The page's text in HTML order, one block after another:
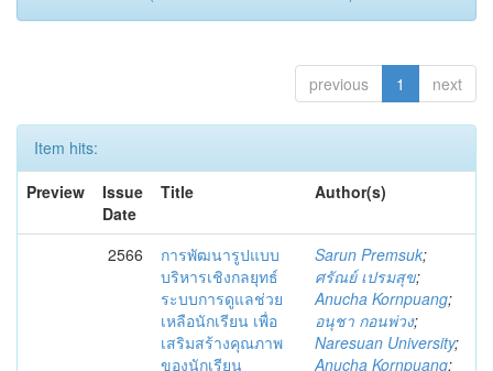
previous 1 next
Item hits:
Preview
Issue
Date
Title Author(s)
2566
การพัฒนารูปแบบ
บริหารเชิงกลยุทธ์
ระบบการดูแลช่วย
เหลือนักเรียน เพื่อ
เสริมสร้างคุณภาพ
ของนักเรียน
Sarun Premsuk;
ศรัณย์ เปรมสุข;
Anucha Kornpuang;
อนุชา กอนพ่วง;
Naresuan University;
Anucha Kornpuang;